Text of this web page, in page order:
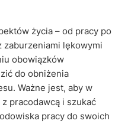
życia – od pracy po
zaburzeniami lękowymi
obowiązków
do obniżenia
Ważne jest, aby w
pracodawcą i szukać
pracy do swoich